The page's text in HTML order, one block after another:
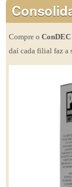
Compre o ConDEC
daí cada filial faz a